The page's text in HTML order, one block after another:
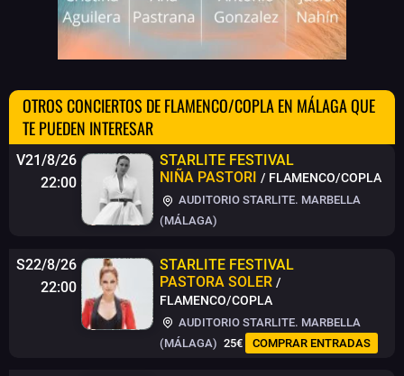
OTROS CONCIERTOS DE FLAMENCO/COPLA EN MÁLAGA QUE
TE PUEDEN INTERESAR
V21/8/26
22:00
STARLITE FESTIVAL
NIÑA PASTORI / FLAMENCO/COPLA
AUDITORIO STARLITE. MARBELLA
(MÁLAGA)
S22/8/26
22:00
STARLITE FESTIVAL
PASTORA SOLER /
FLAMENCO/COPLA
AUDITORIO STARLITE. MARBELLA
(MÁLAGA) 25€ COMPRAR ENTRADAS